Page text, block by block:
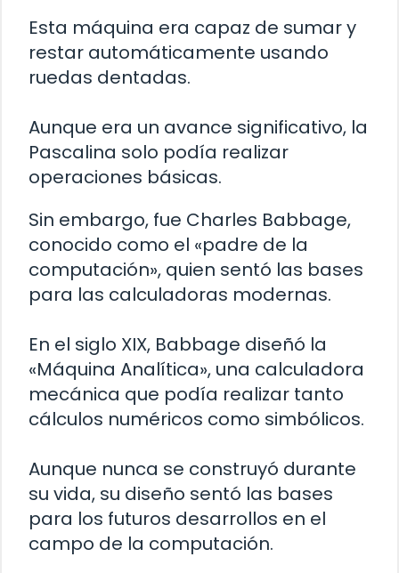
Esta máquina era capaz de sumar y
restar automáticamente usando
ruedas dentadas.
Aunque era un avance significativo, la
Pascalina solo podía realizar
operaciones básicas.
Sin embargo, fue Charles Babbage,
conocido como el «padre de la
computación», quien sentó las bases
para las calculadoras modernas.
En el siglo XIX, Babbage diseñó la
«Máquina Analítica», una calculadora
mecánica que podía realizar tanto
cálculos numéricos como simbólicos.
Aunque nunca se construyó durante
su vida, su diseño sentó las bases
para los futuros desarrollos en el
campo de la computación.